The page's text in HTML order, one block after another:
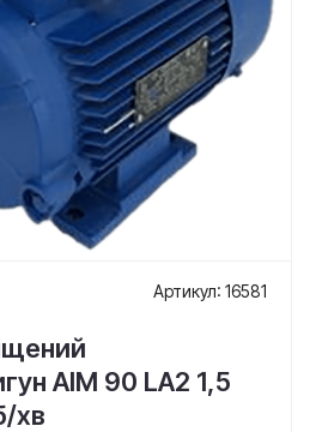
Артикул: 16581
АІМ 90 LА2 1,5
хв